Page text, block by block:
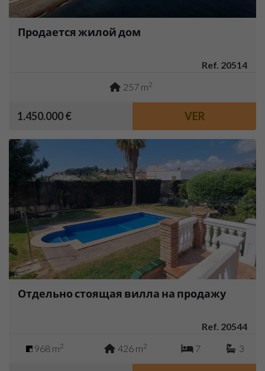
Продается жилой дом
Ref. 20514
257 m2
1.450.000 € VER
Отдельно стоящая вилла на продажу
Ref. 20544
968 m2 426 m2 7 3